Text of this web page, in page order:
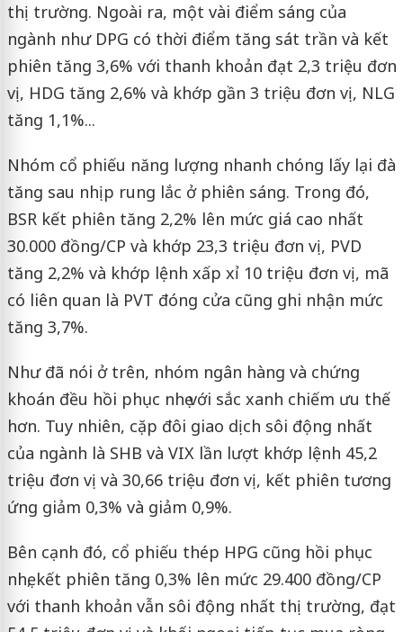
thị trường. Ngoài ra, một vài điểm sáng của
ngành như DPG có thời điểm tăng sát trần và kết
phiên tăng 3,6% với thanh khoản đạt 2,3 triệu đơn
vị, HDG tăng 2,6% và khớp gần 3 triệu đơn vị, NLG
tăng 1,1%...
Nhóm cổ phiếu năng lượng nhanh chóng lấy lại đà
tăng sau nhịp rung lắc ở phiên sáng. Trong đó,
BSR kết phiên tăng 2,2% lên mức giá cao nhất
30.000 đồng/CP và khớp 23,3 triệu đơn vị, PVD
tăng 2,2% và khớp lệnh xấp xỉ 10 triệu đơn vị, mã
có liên quan là PVT đóng cửa cũng ghi nhận mức
tăng 3,7%.
Như đã nói ở trên, nhóm ngân hàng và chứng
khoán đều hồi phục nhẹ với sắc xanh chiếm ưu thế
hơn. Tuy nhiên, cặp đôi giao dịch sôi động nhất
của ngành là SHB và VIX lần lượt khớp lệnh 45,2
triệu đơn vị và 30,66 triệu đơn vị, kết phiên tương
ứng giảm 0,3% và giảm 0,9%.
Bên cạnh đó, cổ phiếu thép HPG cũng hồi phục
nhẹ, kết phiên tăng 0,3% lên mức 29.400 đồng/CP
với thanh khoản vẫn sôi động nhất thị trường, đạt